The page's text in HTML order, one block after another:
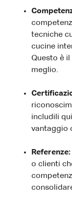
tecniche
cucine
Questo è
meglio.
includili
vantaggio
Referenze:
o clienti